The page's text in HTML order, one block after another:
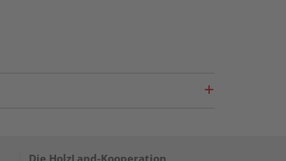
Die HolzLand-Kooperation